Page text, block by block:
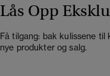
Lås Opp
Få tilgang: bak kulissene til
nye produkter og salg.